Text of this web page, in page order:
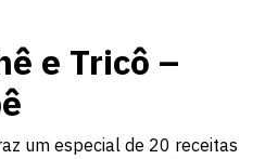
e Tricô –
um especial de 20 receitas